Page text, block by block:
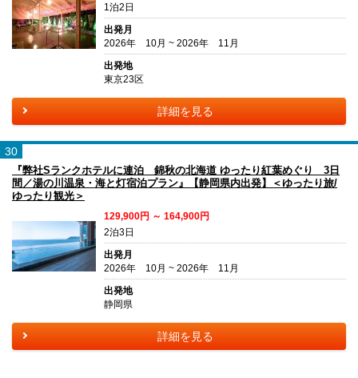
1泊2日
出発月
2026年 10月 ~ 2026年 11月
出発地
東京23区
詳細を見る
30
『弊社Sランクホテルに連泊 錦秋の北海道 ゆったり紅葉めぐり 3日
間／湯の川温泉・海と灯宿泊プラン』【静岡県内出発】＜ゆったり旅/
ゆったり観光＞
129,900円 ～ 164,900円
2泊3日
出発月
2026年 10月 ~ 2026年 11月
出発地
静岡県
詳細を見る